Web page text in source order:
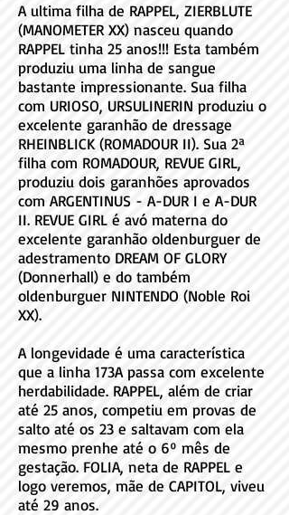
A ultima filha de RAPPEL, ZIERBLUTE
(MANOMETER XX) nasceu quando
RAPPEL tinha 25 anos!!! Esta também
produziu uma linha de sangue
bastante impressionante. Sua filha
com URIOSO, URSULINERIN produziu o
excelente garanhão de dressage
RHEINBLICK (ROMADOUR II). Sua 2ª
filha com ROMADOUR, REVUE GIRL,
produziu dois garanhões aprovados
com ARGENTINUS - A-DUR I e A-DUR
II. REVUE GIRL é avó materna do
excelente garanhão oldenburguer de
adestramento DREAM OF GLORY
(Donnerhall) e do também
oldenburguer NINTENDO (Noble Roi
XX).
A longevidade é uma característica
que a linha 173A passa com excelente
herdabilidade. RAPPEL, além de criar
até 25 anos, competiu em provas de
salto até os 23 e saltavam com ela
mesmo prenhe até o 6º mês de
gestação. FOLIA, neta de RAPPEL e
logo veremos, mãe de CAPITOL, viveu
até 29 anos.